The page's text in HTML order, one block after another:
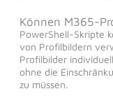
Können M365-
PowerShell-Skripte
von Profilbildern
Profilbilder
ohne die
zu müssen.